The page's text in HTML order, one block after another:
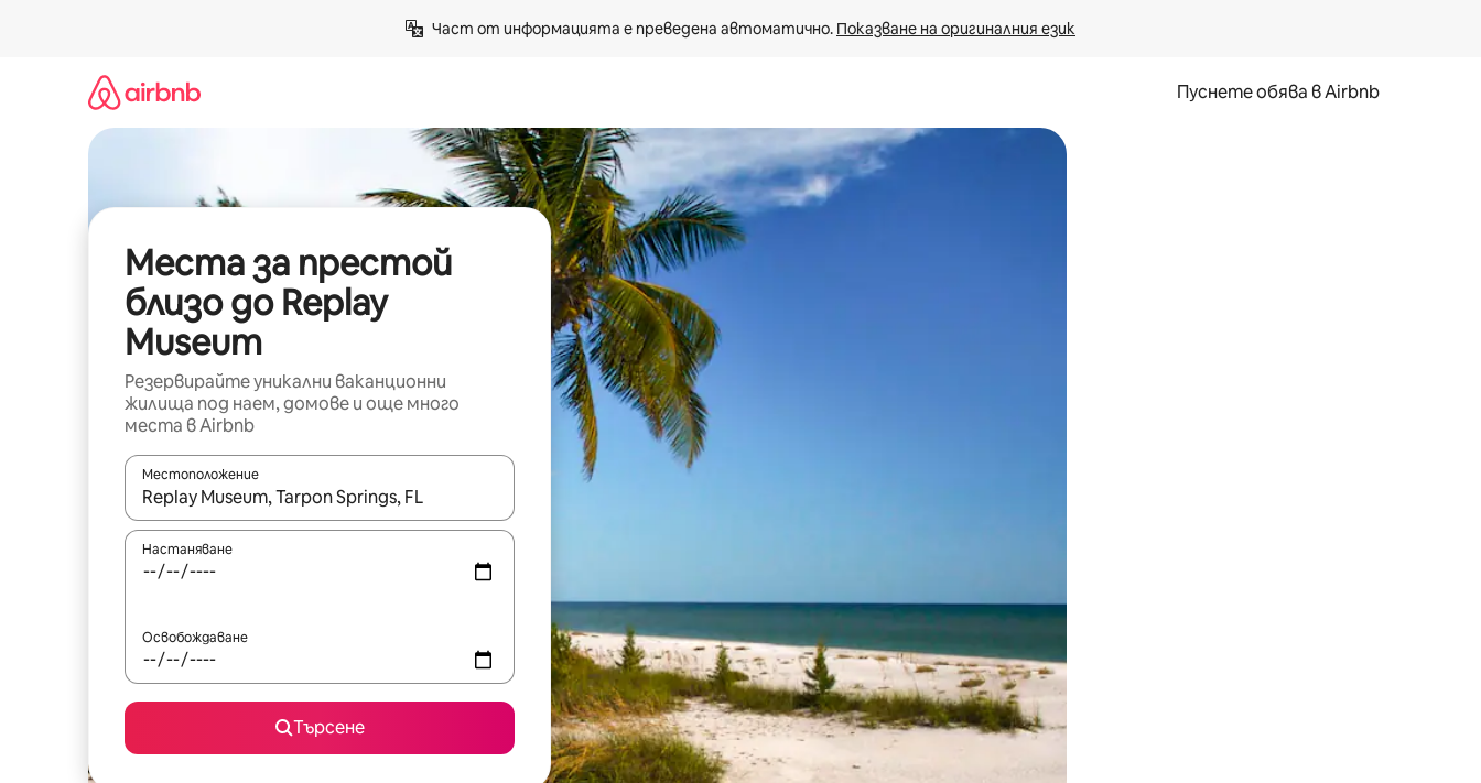
Част от информацията е преведена автоматично. Показване на оригиналния език
Пуснете обява в Airbnb
Места за престой
близо до Replay
Museum
Резервирайте уникални ваканционни
жилища под наем, домове и още много
места в Airbnb
Местоположение
Когато резултатите се покажат, използвайте клавишите със стрелки нагоре и надолу или навигирайте с докосване или плъзгане.
Настаняване
Освобождаване
Търсене